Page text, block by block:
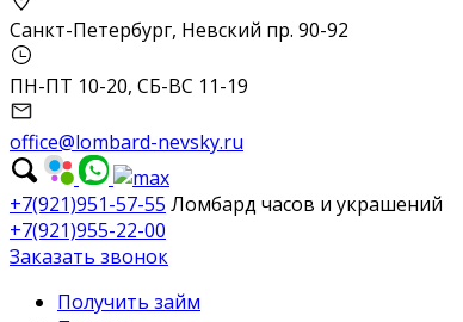
Санкт-Петербург, Невский пр. 90-92
ПН-ПТ 10-20, СБ-ВС 11-19
office@lombard-nevsky.ru
+7(921)951-57-55 Ломбард часов и украшений
+7(921)955-22-00
Заказать звонок
Получить займ